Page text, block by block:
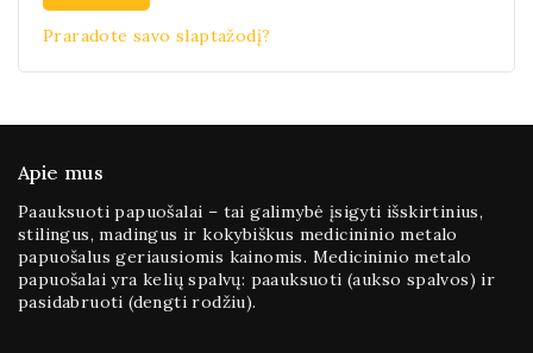
Praradote savo slaptažodį?
Apie mus
Paauksuoti papuošalai – tai galimybė įsigyti išskirtinius,
stilingus, madingus ir kokybiškus medicininio metalo
papuošalus geriausiomis kainomis. Medicininio metalo
papuošalai yra kelių spalvų: paauksuoti (aukso spalvos) ir
pasidabruoti (dengti rodžiu).